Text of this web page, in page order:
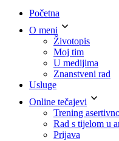
Početna
O meni
Životopis
Moj tim
U medijima
Znanstveni rad
Usluge
Online tečajevi
Trening
Rad s tijelom u
Prijava